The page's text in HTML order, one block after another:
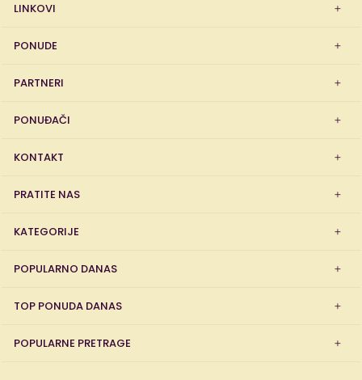
LINKOVI
PONUDE
PARTNERI
PONUĐAČI
KONTAKT
PRATITE NAS
KATEGORIJE
POPULARNO DANAS
TOP PONUDA DANAS
POPULARNE PRETRAGE